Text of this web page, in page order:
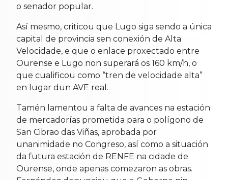
o senador popular.
Así mesmo, criticou que Lugo siga sendo a única
capital de provincia sen conexión de Alta
Velocidade, e que o enlace proxectado entre
Ourense e Lugo non superará os 160 km/h, o
que cualificou como “tren de velocidade alta”
en lugar dun AVE real.
Tamén lamentou a falta de avances na estación
de mercadorías prometida para o polígono de
San Cibrao das Viñas, aprobada por
unanimidade no Congreso, así como a situación
da futura estación de RENFE na cidade de
Ourense, onde apenas comezaron as obras.